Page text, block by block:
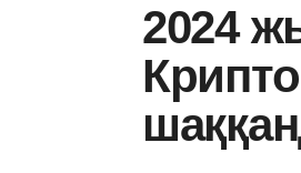
2024